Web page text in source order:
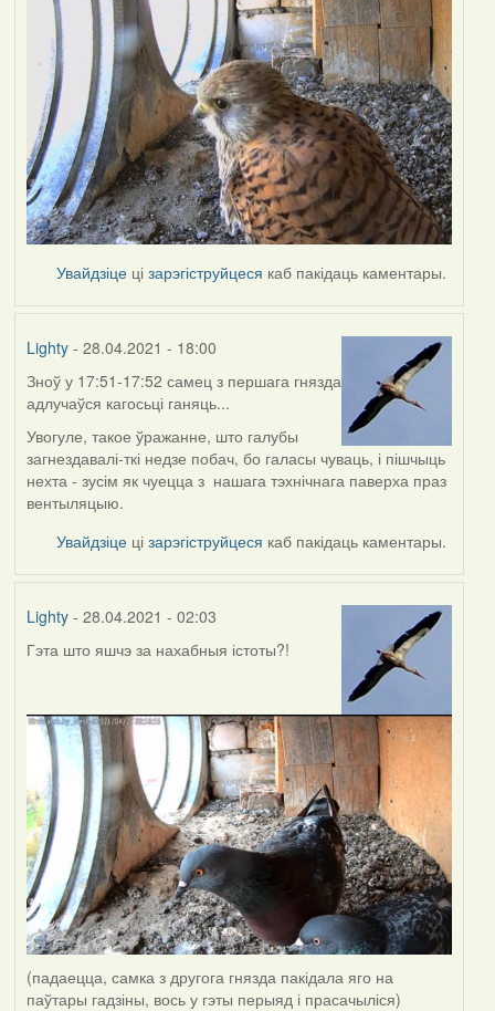
Увайдзіце цізарэгіструйцеся каб пакідаць каментары.
Lighty- 28.04.2021 - 18:00
Зноў у 17:51-17:52 самец з першага гнязда
адлучаўся кагосьці ганяць...
Увогуле, такое ўражанне, што галубы
загнездавалі-ткі недзе побач, бо галасы чуваць, і пішчыць
нехта - зусім як чуецца з нашага тэхнічнага паверха праз
вентыляцыю.
Увайдзіце цізарэгіструйцеся каб пакідаць каментары.
Lighty- 28.04.2021 - 02:03
Гэта што яшчэ за нахабныя істоты?!
(падаецца, самка з другога гнязда пакідала яго на
паўтары гадзіны, вось у гэты перыяд і прасачыліся)